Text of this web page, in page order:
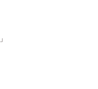
」